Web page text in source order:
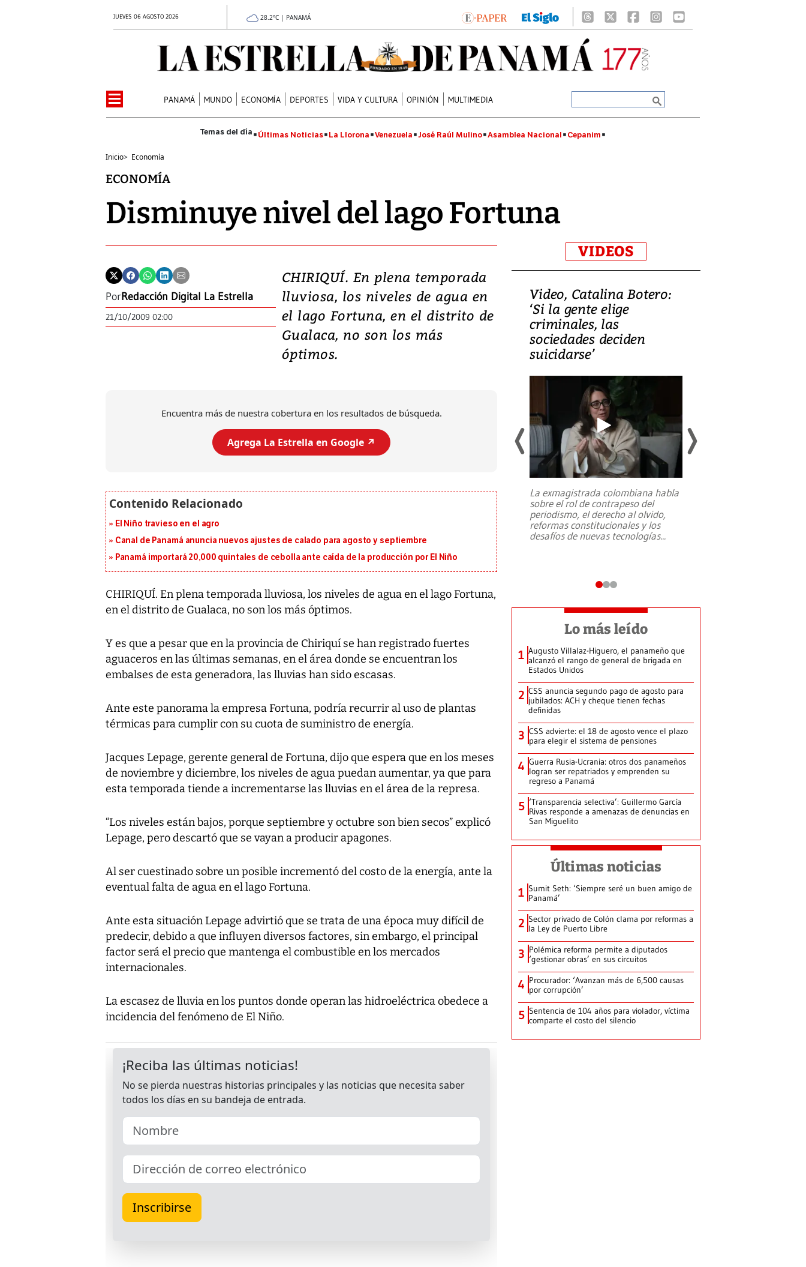
JUEVES 06 AGOSTO 2026 28.2°C | PANAMÁ
PANAMÁ MUNDO ECONOMÍA DEPORTES VIDA Y CULTURA OPINIÓN MULTIMEDIA
Últimas Noticias La Llorona Venezuela José Raúl Mulino Asamblea Nacional Cepanim
Inicio> Economía
ECONOMÍA
Disminuye nivel del lago Fortuna
PorRedacción Digital La Estrella
21/10/2009 02:00
CHIRIQUÍ. En plena temporada
lluviosa, los niveles de agua en
el lago Fortuna, en el distrito de
Gualaca, no son los más
óptimos.
Encuentra más de nuestra cobertura en los resultados de búsqueda.
Agrega La Estrella en Google ↗️
El Niño travieso en el agro
Canal de Panamá anuncia nuevos ajustes de calado para agosto y septiembre
Panamá importará 20,000 quintales de cebolla ante caída de la producción por El Niño
CHIRIQUÍ. En plena temporada lluviosa, los niveles de agua en el lago Fortuna,
en el distrito de Gualaca, no son los más óptimos.
Y es que a pesar que en la provincia de Chiriquí se han registrado fuertes
aguaceros en las últimas semanas, en el área donde se encuentran los
embalses de esta generadora, las lluvias han sido escasas.
Ante este panorama la empresa Fortuna, podría recurrir al uso de plantas
térmicas para cumplir con su cuota de suministro de energía.
Jacques Lepage, gerente general de Fortuna, dijo que espera que en los meses
de noviembre y diciembre, los niveles de agua puedan aumentar, ya que para
esta temporada tiende a incrementarse las lluvias en el área de la represa.
“Los niveles están bajos, porque septiembre y octubre son bien secos” explicó
Lepage, pero descartó que se vayan a producir apagones.
Al ser cuestinado sobre un posible incrementó del costo de la energía, ante la
eventual falta de agua en el lago Fortuna.
Ante esta situación Lepage advirtió que se trata de una época muy difícil de
predecir, debido a que influyen diversos factores, sin embargo, el principal
factor será el precio que mantenga el combustible en los mercados
internacionales.
La escasez de lluvia en los puntos donde operan las hidroeléctrica obedece a
incidencia del fenómeno de El Niño.
VIDEOS
Video, Japón: Terremoto
deja heridos y graves
daños en Kumamoto
al sur de Japón, provocando una
Video, Catalina Botero:
‘Si la gente elige
criminales, las
sociedades deciden
suicidarse’
La exmagistrada colombiana habla
sobre el rol de contrapeso del
periodismo, el derecho al olvido,
reformas constitucionales y los
desafíos de nuevas tecnologías...
Lo más leído
1 Augusto Villalaz-Higuero, el panameño que
alcanzó el rango de general de brigada en
Estados Unidos
2 CSS anuncia segundo pago de agosto para
jubilados: ACH y cheque tienen fechas
definidas
3 CSS advierte: el 18 de agosto vence el plazo
para elegir el sistema de pensiones
4 Guerra Rusia-Ucrania: otros dos panameños
logran ser repatriados y emprenden su
regreso a Panamá
5 ‘Transparencia selectiva’: Guillermo García
Rivas responde a amenazas de denuncias en
San Miguelito
Últimas noticias
1 Sumit Seth: ‘Siempre seré un buen amigo de
Panamá’
2 Sector privado de Colón clama por reformas a
la Ley de Puerto Libre
3 Polémica reforma permite a diputados
‘gestionar obras’ en sus circuitos
4 Procurador: ‘Avanzan más de 6,500 causas
por corrupción’
5 Sentencia de 104 años para violador, víctima
comparte el costo del silencio